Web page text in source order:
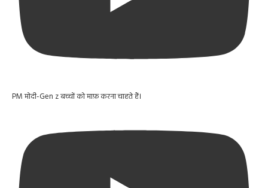
PM मोदी-Gen z बच्चों को माफ़ करना चाहते हैं।